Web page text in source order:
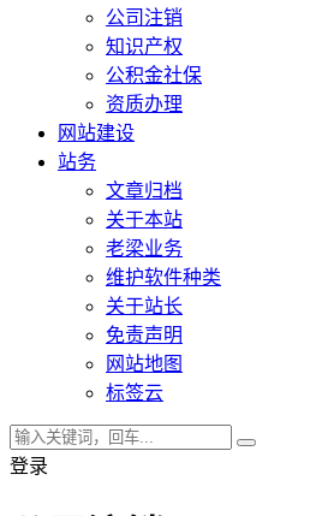
公司注销
知识产权
公积金社保
资质办理
网站建设
站务
文章归档
关于本站
老梁业务
维护软件种类
关于站长
免责声明
网站地图
标签云
登录